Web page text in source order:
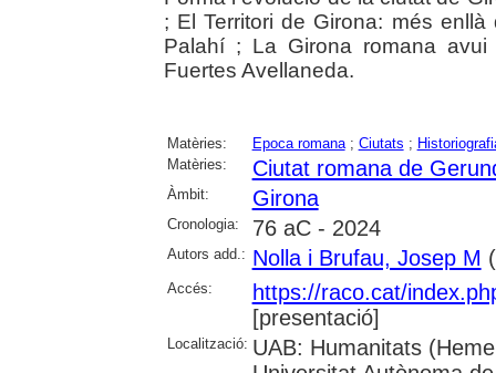
; El Territori de Girona: més
Palahí ; La Girona romana
Fuertes Avellaneda.
Matèries: Epoca romana; Ciutats ;
Matèries:
Ciutat romana de
Àmbit: Girona
Cronologia: 76 aC - 2024
Autors add.: Nolla i Brufau, Josep M
Accés:
https://raco.cat/
[presentació]
Localització: UAB: Humanitats